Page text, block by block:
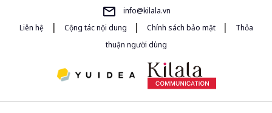
info@kilala.vn
Liên hệ
| Cộng tác nội dung | Chính sách bảo mật |
Thỏa
thuận người dùng